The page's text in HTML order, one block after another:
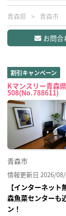
青森県 青森市
お問合
割引キャンペーン
Kマンスリー青森
508(No.788611)
青森市
情報更新日 2026/
【インターネッ
森魚菜センターも
ン！